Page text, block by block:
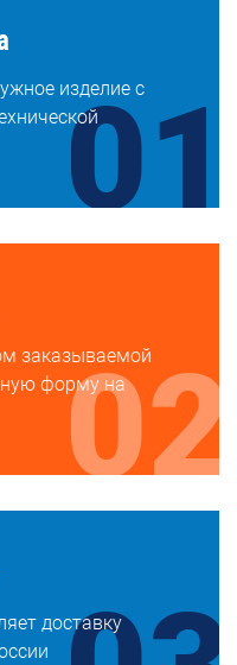
изделие с
заказываемой
форму на
доставку